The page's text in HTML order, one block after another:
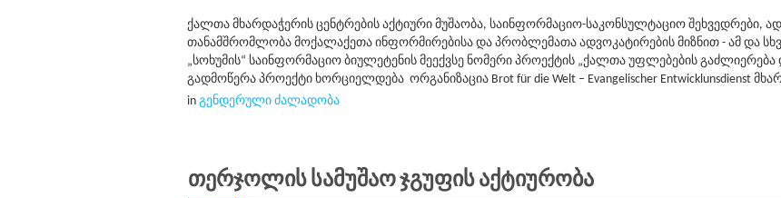
ქალთა მხარდაჭერის ცენტრების აქტიური მუშაობა, საინფორმაციო-საკონსულტაციო
თანამშრომლობა მოქალაქეთა ინფორმირებისა და პრობლემათა ადვოკატირების მიზნით - ამ და
„სოხუმის“ საინფორმაციო ბიულეტენის მეექვსე ნომერი პროექტის „ქალთა უფლებების
გადმოწერა პროექტი ხორციელდება ორგანიზაცია Brot für die Welt – Evangelischer Entwicklunsdienst
in გენდერული ძალადობა
Თერჯოლის Სამუშაო Ჯგუფის Აქტიურობა